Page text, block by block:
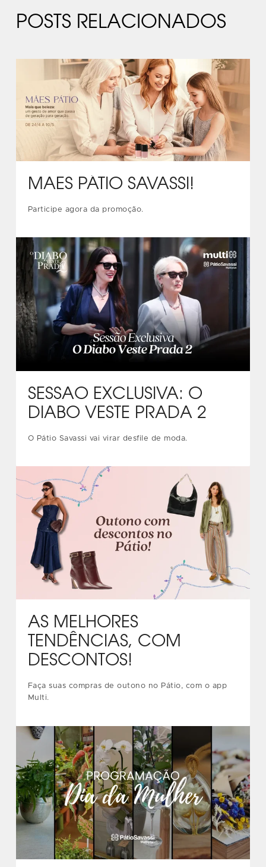
POSTS RELACIONADOS
MÃES PÁTIO SAVASSI!
Participe agora da promoção.
SESSÃO EXCLUSIVA: O
DIABO VESTE PRADA 2
O Pátio Savassi vai virar desfile de moda.
AS MELHORES
TENDÊNCIAS, COM
DESCONTOS!
Faça suas compras de outono no Pátio, com o app
Multi.